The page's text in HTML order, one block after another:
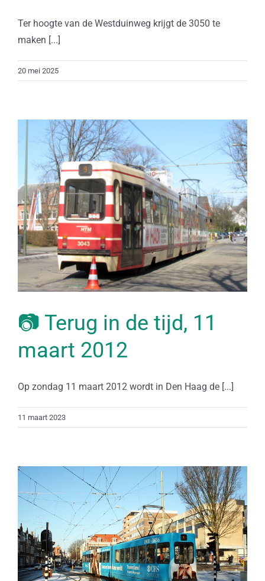
Ter hoogte van de Westduinweg krijgt de 3050 te
maken [...]
20 mei 2025
📷 Terug in de tijd, 11
maart 2012
Op zondag 11 maart 2012 wordt in Den Haag de [...]
11 maart 2023